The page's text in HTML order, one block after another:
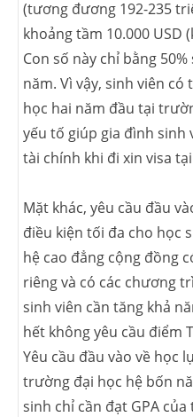
(tương đương 192-235
khoảng tầm 10.000 USD
Con số này chỉ bằng
năm. Vì vậy, sinh viên
học hai năm đầu tại
yếu tố giúp gia đình sinh
tài chính khi đi xin visa
Mặt khác, yêu cầu đầu
điều kiện tối đa cho học
hệ cao đẳng cộng đồng
riêng và có các chương
sinh viên cần tăng khả
hết không yêu cầu điểm
Yêu cầu đầu vào về học
trường đại học hệ bốn
sinh chỉ cần đạt GPA